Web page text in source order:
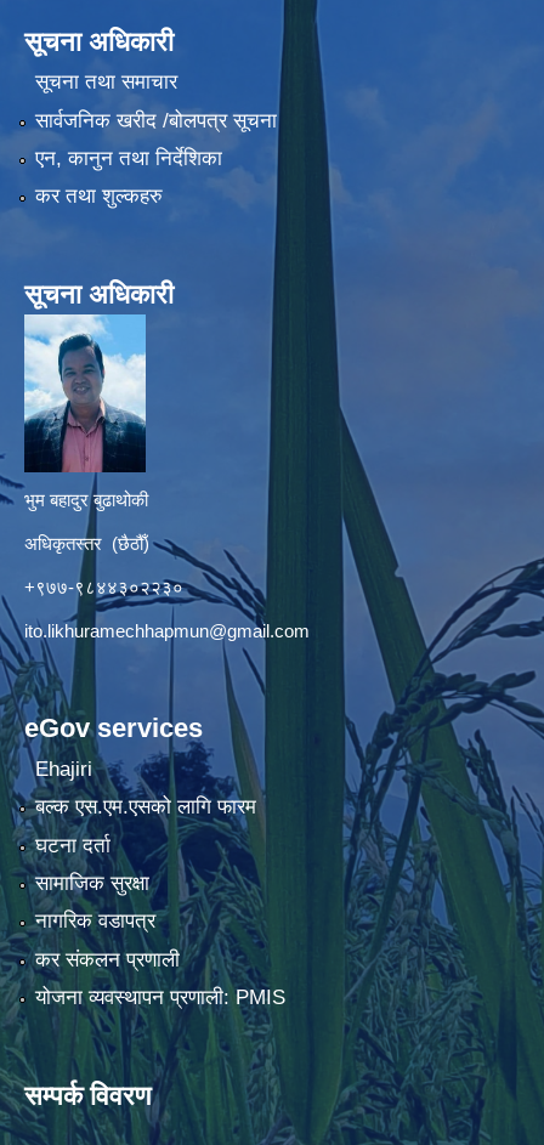
सूचना अधिकारी
सूचना तथा समाचार
सार्वजनिक खरीद /बोलपत्र सूचना
एन, कानुन तथा निर्देशिका
कर तथा शुल्कहरु
सूचना अधिकारी
भुम बहादुर बुढाथोकी
अधिकृतस्तर (छैठौँ)
+९७७-९८४४३०२२३०
ito.likhuramechhapmun@gmail.com
eGov services
Ehajiri
बल्क एस.एम.एसको लागि फारम
घटना दर्ता
सामाजिक सुरक्षा
नागरिक वडापत्र
कर संकलन प्रणाली
योजना व्यवस्थापन प्रणाली: PMIS
सम्पर्क विवरण